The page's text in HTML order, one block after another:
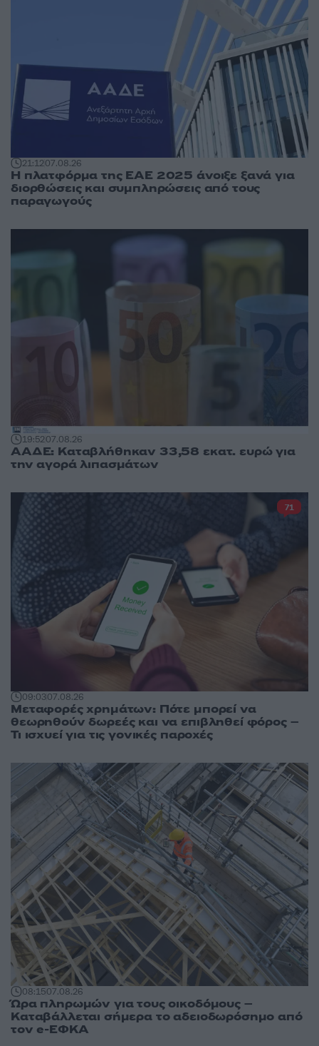
21:1207.08.26
Η πλατφόρμα της ΕΑΕ 2025 άνοιξε ξανά για
διορθώσεις και συμπληρώσεις από τους
παραγωγούς
19:5207.08.26
ΑΑΔΕ: Καταβλήθηκαν 33,58 εκατ. ευρώ για
την αγορά λιπασμάτων
09:0307.08.26
Μεταφορές χρημάτων: Πότε μπορεί να
θεωρηθούν δωρεές και να επιβληθεί φόρος –
Τι ισχυεί για τις γονικές παροχές
71
08:1507.08.26
Ώρα πληρωμών για τους οικοδόμους –
Καταβάλλεται σήμερα το αδειοδωρόσημο από
τον e-ΕΦΚΑ